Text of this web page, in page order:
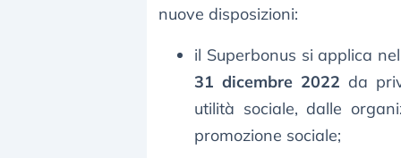
nuove disposizioni:
il Superbonus si applica
31 dicembre 2022 da
utilità sociale, dalle
promozione sociale;